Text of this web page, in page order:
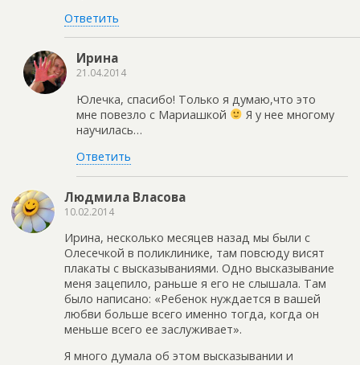
Ответить
Ирина
21.04.2014
Юлечка, спасибо! Только я думаю,что это
мне повезло с Мариашкой
Я у нее многому
научилась…
Ответить
Людмила Власова
10.02.2014
Ирина, несколько месяцев назад мы были с
Олесечкой в поликлинике, там повсюду висят
плакаты с высказываниями. Одно высказывание
меня зацепило, раньше я его не слышала. Там
было написано: «Ребенок нуждается в вашей
любви больше всего именно тогда, когда он
меньше всего ее заслуживает».
Я много думала об этом высказывании и